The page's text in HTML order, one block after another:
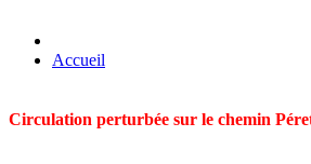
Accueil
Circulation perturbée sur le chemin